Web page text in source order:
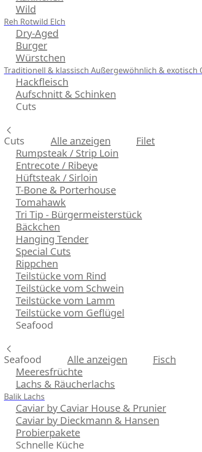
Wild
Reh Rotwild Elch
Dry-Aged
Burger
Würstchen
Traditionell & klassisch Außergewöhnlich & exotisch
Hackfleisch
Aufschnitt & Schinken
Cuts
Cuts Alle anzeigen
Filet
Rumpsteak / Strip Loin
Entrecote / Ribeye
Hüftsteak / Sirloin
T-Bone & Porterhouse
Tomahawk
Tri Tip - Bürgermeisterstück
Bäckchen
Hanging Tender
Special Cuts
Rippchen
Teilstücke vom Rind
Teilstücke vom Schwein
Teilstücke vom Lamm
Teilstücke vom Geflügel
Seafood
Seafood Alle anzeigen
Fisch
Meeresfrüchte
Lachs & Räucherlachs
Balik Lachs
Caviar by Caviar House & Prunier
Caviar by Dieckmann & Hansen
Probierpakete
Schnelle Küche